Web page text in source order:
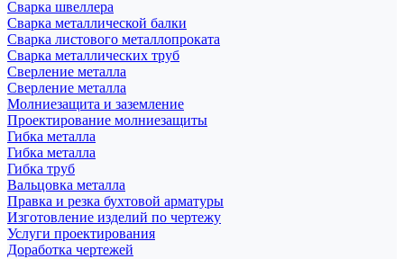
Сварка швеллера
Сварка металлической балки
Сварка листового металлопроката
Сварка металлических труб
Сверление металла
Сверление металла
Молниезащита и заземление
Проектирование молниезащиты
Гибка металла
Гибка металла
Гибка труб
Вальцовка металла
Правка и резка бухтовой арматуры
Изготовление изделий по чертежу
Услуги проектирования
Доработка чертежей